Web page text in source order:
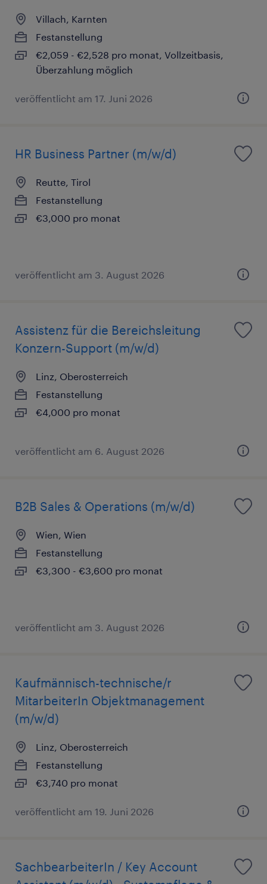
Villach, Karnten
Festanstellung
€2,059 - €2,528 pro monat, Vollzeitbasis,
Überzahlung möglich
veröffentlicht am 17. Juni 2026
HR Business Partner (m/w/d)
Reutte, Tirol
Festanstellung
€3,000 pro monat
veröffentlicht am 3. August 2026
Assistenz für die Bereichsleitung
Konzern-Support (m/w/d)
Linz, Oberosterreich
Festanstellung
€4,000 pro monat
veröffentlicht am 6. August 2026
B2B Sales & Operations (m/w/d)
Wien, Wien
Festanstellung
€3,300 - €3,600 pro monat
veröffentlicht am 3. August 2026
Kaufmännisch-technische/r
MitarbeiterIn Objektmanagement
(m/w/d)
Linz, Oberosterreich
Festanstellung
€3,740 pro monat
veröffentlicht am 19. Juni 2026
SachbearbeiterIn / Key Account